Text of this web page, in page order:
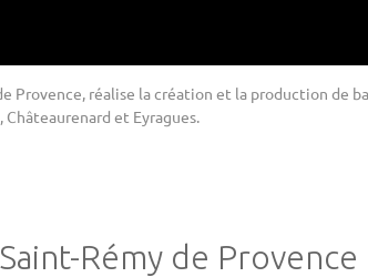
Provence, réalise la création et la production de
et Eyragues.
Rémy de Provence